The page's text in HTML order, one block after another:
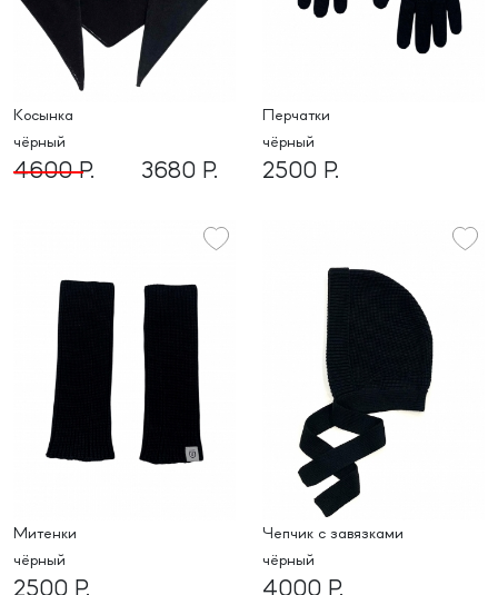
Косынка
чёрный
4600 Р. 3680 Р.
перчатки
чёрный
2500 Р.
митенки
чёрный
2500 Р.
Чепчик с завязками
чёрный
4000 Р.